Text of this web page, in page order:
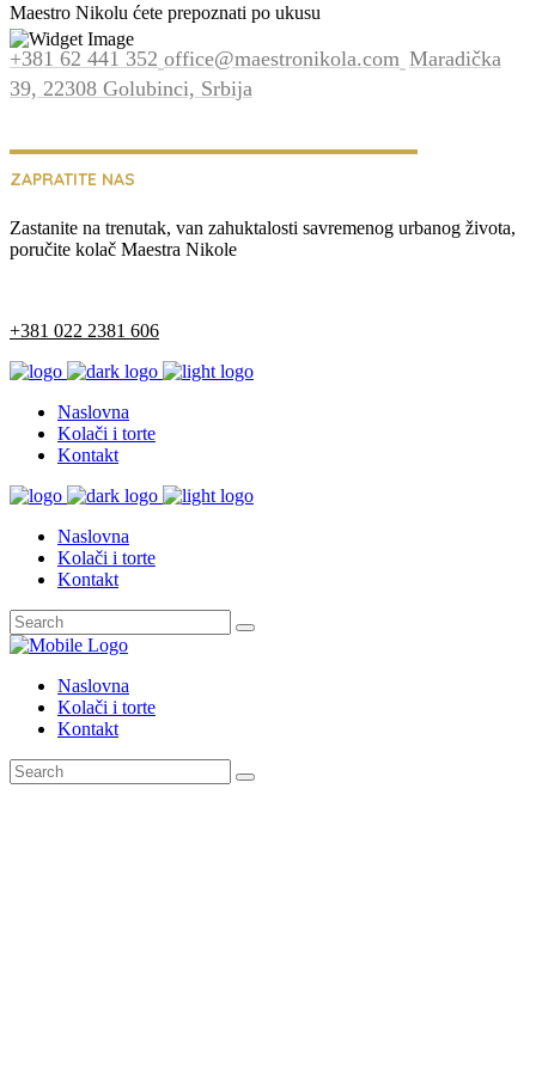
Maestro Nikolu ćete prepoznati po ukusu
+381 62 441 352 office@maestronikola.com Maradička
39, 22308 Golubinci, Srbija
ZAPRATITE NAS
Zastanite na trenutak, van zahuktalosti savremenog urbanog života,
poručite kolač Maestra Nikole
+381 022 2381 606
Naslovna
Kolači i torte
Kontakt
Naslovna
Kolači i torte
Kontakt
Naslovna
Kolači i torte
Kontakt